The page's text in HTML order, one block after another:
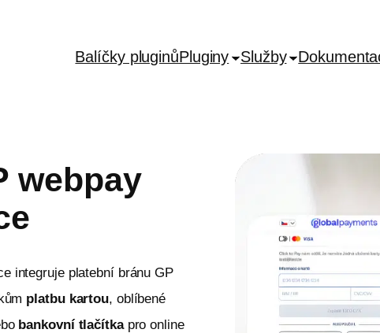
Balíčky pluginůPluginy Služby
webpay
integruje platební bránu GP
platbu kartou, oblíbené
bankovní tlačítkapro online